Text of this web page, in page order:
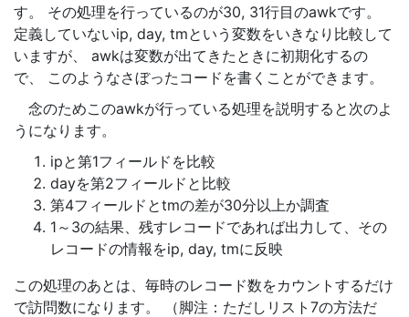
す。 その処理を行っているのが30, 31行目のawkです。
定義していないip, day, tmという変数をいきなり比較して
いますが、 awkは変数が出てきたときに初期化するの
で、 このようなさぼったコードを書くことができます。
念のためこのawkが行っている処理を説明すると次のよ
うになります。
ipと第1フィールドを比較
dayを第2フィールドと比較
第4フィールドとtmの差が30分以上か調査
1～3の結果、残すレコードであれば出力して、その
レコードの情報をip, day, tmに反映
この処理のあとは、毎時のレコード数をカウントするだけ
で訪問数になります。 （脚注：ただしリスト7の方法だ